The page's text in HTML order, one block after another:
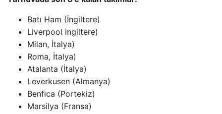
Batı Ham (İngiltere)
Liverpool ingiltere)
Milan, İtalya)
Roma, İtalya)
Atalanta (İtalya)
Leverkusen (Almanya)
Benfica (Portekiz)
Marsilya (Fransa)